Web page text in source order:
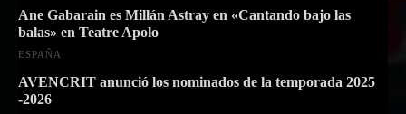
Ane Gabarain es Millán Astray en «Cantando bajo las
balas» en Teatre Apolo
ESPAÑA
AVENCRIT anunció los nominados de la temporada 2025
-2026